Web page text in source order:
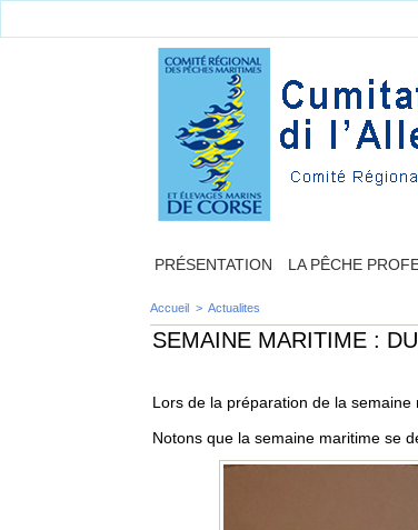
PRÉSENTATION LA PÊCHE
Accueil > Actualites
SEMAINE MARITIME :
Lors de la préparation de la
Notons que la semaine maritime se